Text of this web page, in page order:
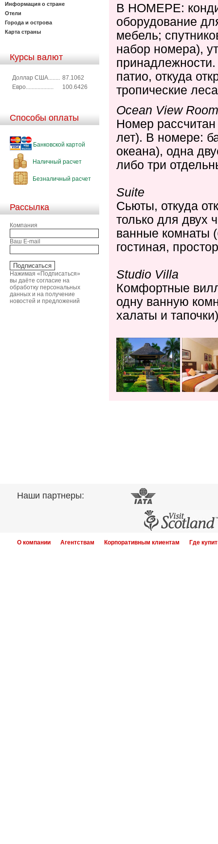
Информация о стране
Отели
Города и острова
Карта страны
Курсы валют
Доллар США........ 87.1062
Евро...................
100.6426
Способы оплаты
Банковской картой
Наличный расчет
Безналичный расчет
Рассылка
Компания
Ваш E-mail
Нажимая «Подписаться»
вы даёте согласие на
обработку персональных
данных и на получение
новостей и предложений
В НОМЕРЕ:
оборудование
мебель;
набор номера),
патио, откуда
тропические
Ocean View Room
Номер
лет). В номере:
океана), одна
либо три
Suite
Сьюты, откуда
только для двух
ванные комнаты
гостиная,
Studio Villa
Комфортные
одну ванную
халаты и
Наши партнеры:
О компании Агентствам Корпоративным клиентам Где